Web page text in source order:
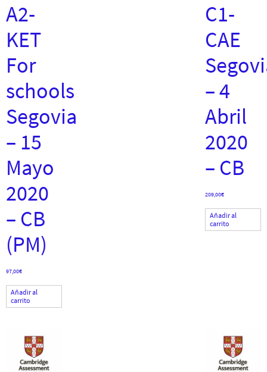
A2-
KET
For
schools
Segovia
– 15
Mayo
2020
– CB
(PM)
97,00€
Añadir al
carrito
C1-
CAE
– 4
Abril
2020
– CB
209,00€
Añadir al
carrito